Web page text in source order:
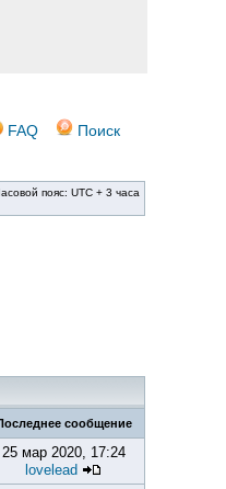
FAQ Поиск
пояс: UTC + 3 часа
сообщение
25 мар 2020, 17:24
lovelead